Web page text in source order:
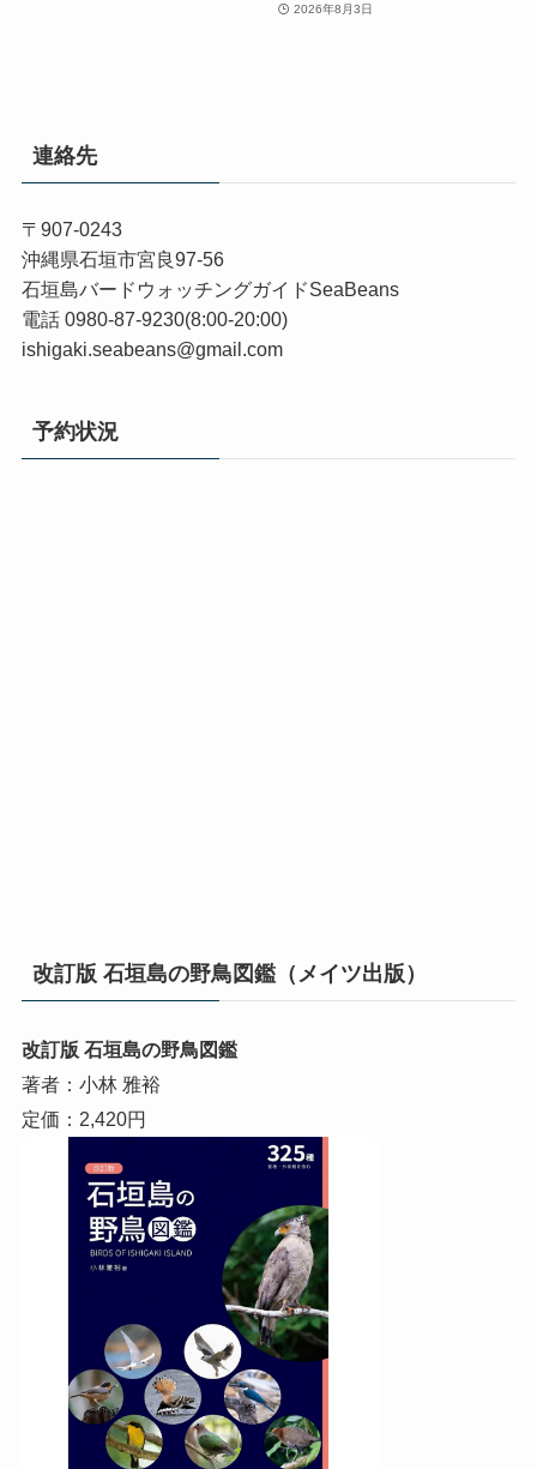
2026年8月3日
連絡先
〒907-0243
沖縄県石垣市宮良97-56
石垣島バードウォッチングガイドSeaBeans
電話 0980-87-9230(8:00-20:00)
ishigaki.seabeans@gmail.com
予約状況
改訂版 石垣島の野鳥図鑑（メイツ出版）
改訂版 石垣島の野鳥図鑑
著者：小林 雅裕
定価：2,420円